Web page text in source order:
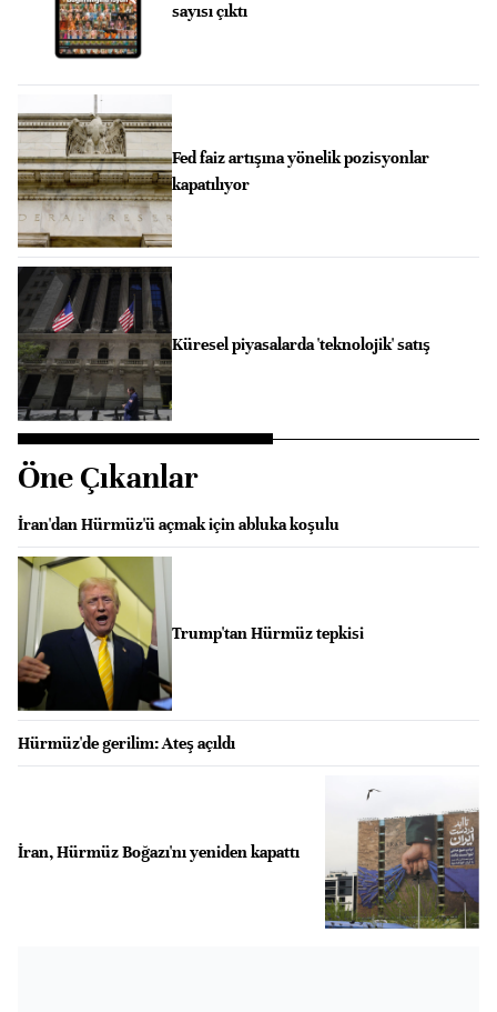
sayısı çıktı
Fed faiz artışına yönelik pozisyonlar
kapatılıyor
Küresel piyasalarda 'teknolojik' satış
Öne Çıkanlar
İran'dan Hürmüz'ü açmak için abluka koşulu
Trump'tan Hürmüz tepkisi
Hürmüz'de gerilim: Ateş açıldı
İran, Hürmüz Boğazı'nı yeniden kapattı